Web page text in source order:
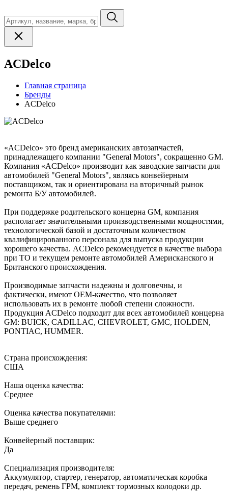
ACDelco
Главная страница
Бренды
ACDelco
«ACDelco» это бренд американских автозапчастей,
принадлежащего компании "General Motors", сокращенно GM.
Компания «ACDelco» производит как заводские запчасти для
автомобилей "General Motors", являясь конвейерным
поставщиком, так и ориентирована на вторичный рынок
ремонта Б/У автомобилей.
При поддержке родительского концерна GM, компания
располагает значительными производственными мощностями,
технологической базой и достаточным количеством
квалифицированного персонала для выпуска продукции
хорошего качества. ACDelco рекомендуется в качестве выбора
при ТО и текущем ремонте автомобилей Америсканского и
Британского происхождения.
Производимые запчасти надежны и долговечны, и
фактически, имеют OEM-качество, что позволяет
использовать их в ремонте любой степени сложности.
Продукция ACDelco подходит для всех автомобилей концерна
GM: BUICK, CADILLAC, CHEVROLET, GMC, HOLDEN,
PONTIAC, HUMMER.
Страна происхождения:
США
Наша оценка качества:
Среднее
Оценка качества покупателями:
Выше среднего
Конвейерный поставщик:
Да
Специализация производителя:
Аккумулятор, стартер, генератор, автоматическая коробка
передач, ремень ГРМ, комплект тормозных колодоки др.